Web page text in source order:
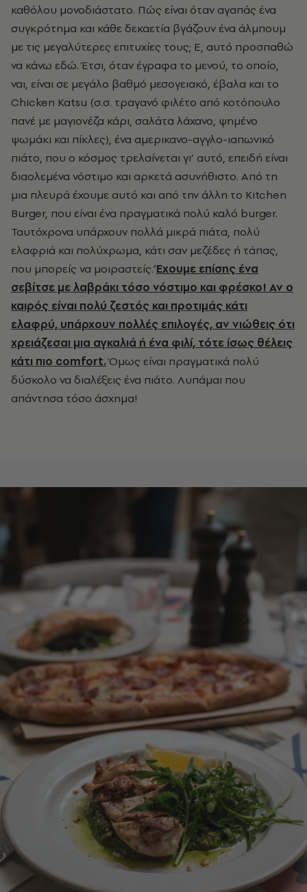
καθόλου μονοδιάστατο. Πώς είναι όταν αγαπάς ένα
συγκρότημα και κάθε δεκαετία βγάζουν ένα άλμπουμ
με τις μεγαλύτερες επιτυχίες τους; Ε, αυτό προσπαθώ
να κάνω εδώ. Έτσι, όταν έγραφα το μενού, το οποίο,
ναι, είναι σε μεγάλο βαθμό μεσογειακό, έβαλα και το
Chicken Katsu (σ.σ. τραγανό φιλέτο από κοτόπουλο
πανέ με μαγιονέζα κάρι, σαλάτα λάχανο, ψημένο
ψωμάκι και πίκλες), ένα αμερικανο-αγγλο-ιαπωνικό
πιάτο, που ο κόσμος τρελαίνεται γι’ αυτό, επειδή είναι
διαολεμένα νόστιμο και αρκετά ασυνήθιστο. Από τη
μια πλευρά έχουμε αυτό και από την άλλη το Kitchen
Burger, που είναι ένα πραγματικά πολύ καλό burger.
Ταυτόχρονα υπάρχουν πολλά μικρά πιάτα, πολύ
ελαφριά και πολύχρωμα, κάτι σαν μεζέδες ή τάπας,
που μπορείς να μοιραστείς.Έχουμε επίσης ένα
σεβίτσε με λαβράκι τόσο νόστιμο και φρέσκο! Αν ο
καιρός είναι πολύ ζεστός και προτιμάς κάτι
ελαφρύ, υπάρχουν πολλές επιλογές, αν νιώθεις ότι
χρειάζεσαι μια αγκαλιά ή ένα φιλί, τότε ίσως θέλεις
κάτι πιο comfort.Όμως είναι πραγματικά πολύ
δύσκολο να διαλέξεις ένα πιάτο. Λυπάμαι που
απάντησα τόσο άσχημα!